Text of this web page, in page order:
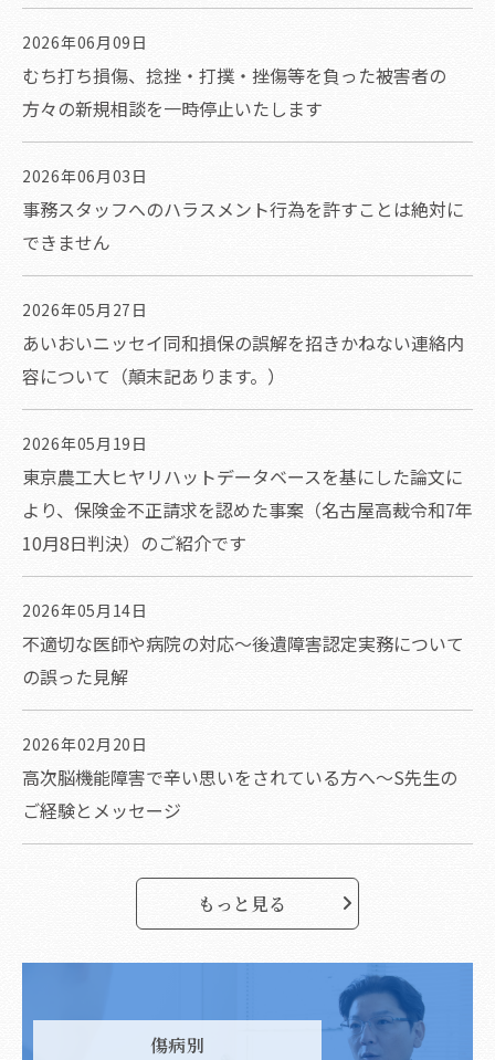
2026年06月09日
むち打ち損傷、捻挫・打撲・挫傷等を負った被害者の
方々の新規相談を一時停止いたします
2026年06月03日
事務スタッフへのハラスメント行為を許すことは絶対に
できません
2026年05月27日
あいおいニッセイ同和損保の誤解を招きかねない連絡内
容について（顛末記あります。）
2026年05月19日
東京農工大ヒヤリハットデータベースを基にした論文に
より、保険金不正請求を認めた事案（名古屋高裁令和7年
10月8日判決）のご紹介です
2026年05月14日
不適切な医師や病院の対応～後遺障害認定実務について
の誤った見解
2026年02月20日
高次脳機能障害で辛い思いをされている方へ～S先生の
ご経験とメッセージ
もっと見る
傷病別